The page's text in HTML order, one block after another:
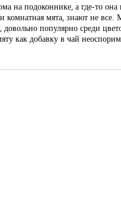
на подоконнике, а где-то
мята, знают не все.
популярно среди
как добавку в чай